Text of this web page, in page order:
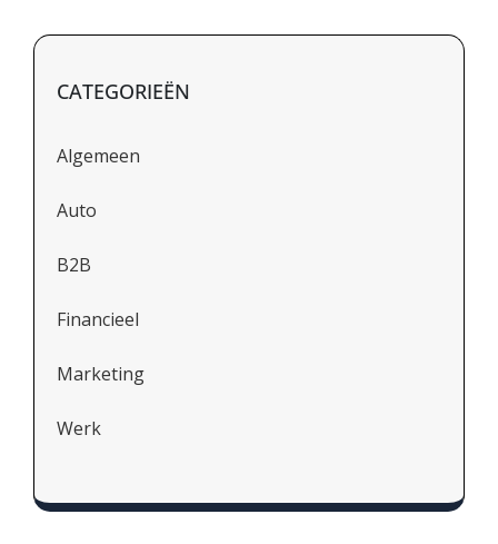
CATEGORIEËN
Algemeen
Auto
B2B
Financieel
Marketing
Werk